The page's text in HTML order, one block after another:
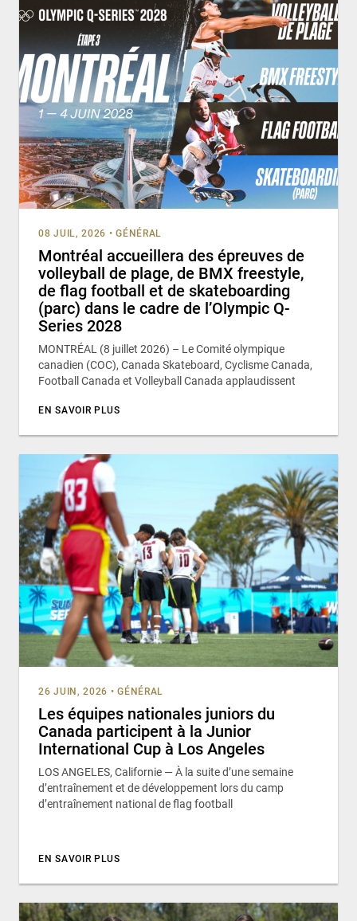
08 JUIL, 2026 • GÉNÉRAL
Montréal accueillera des épreuves de
volleyball de plage, de BMX freestyle,
de flag football et de skateboarding
(parc) dans le cadre de l’Olympic Q-
Series 2028
MONTRÉAL (8 juillet 2026) – Le Comité olympique
canadien (COC), Canada Skateboard, Cyclisme Canada,
Football Canada et Volleyball Canada applaudissent
EN SAVOIR PLUS
26 JUIN, 2026 • GÉNÉRAL
Les équipes nationales juniors du
Canada participent à la Junior
International Cup à Los Angeles
LOS ANGELES, Californie — À la suite d’une semaine
d’entraînement et de développement lors du camp
d’entraînement national de flag football
EN SAVOIR PLUS